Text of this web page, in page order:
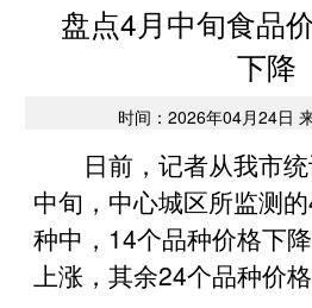
盘点4月中旬食品
下降
时间：2026年04月24日
日前，记者从我市
中旬，中心城区所监测
种中，14个品种价格下
上涨，其余24个品种价格